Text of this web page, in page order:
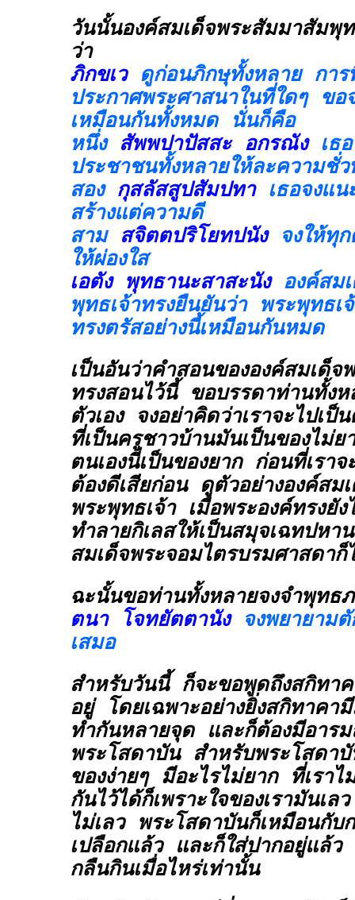
วันนั้นองค์สมเด็จพระสัมมาสัมพุ
ว่า
ภิกขเว
ดูก่อนภิกษุทั้งหลาย การ
ประกาศพระศาสนาในที่ใดๆ ขอ
เหมือนกันทั้งหมด นั่นก็คือ
หนึ่ง สัพพปาปัสสะ อกรณังเธอ
ประชาชนทั้งหลายให้ละความชั่
สอง กุสลัสสูปสัมปทาเธอจงแน
สร้างแต่ความดี
สาม สจิตตปริโยทปนังจงให้ทุก
ให้ผ่องใส
เอตัง พุทธานะสาสะนังองค์สมเ
พุทธเจ้าทรงยืนยันว่า พระพุทธเ
ทรงตรัสอย่างนี้เหมือนกันหมด
เป็นอันว่าคำสอนขององค์สมเด็จ
ทรงสอนไว้นี้ ขอบรรดาท่านทั้งห
ตัวเอง จงอย่าคิดว่าเราจะไปเป็
ที่เป็นครูชาวบ้านมันเป็นของไม่
ตนเองนี่เป็นของยาก ก่อนที่เราจ
ต้องดีเสียก่อน ดูตัวอย่างองค์สม
พระพุทธเจ้า เมื่อพระองค์ทรงยัง
ทำลายกิเลสให้เป็นสมุจเฉทปหา
สมเด็จพระจอมไตรบรมศาสดา
ฉะนั้นขอท่านทั้งหลายจงจำพุทธ
ตนา โจทยัตตานัง
จงพยายามตั
เสมอ
สำหรับวันนี้ ก็จะขอพูดถึงสกิทา
อยู่ โดยเฉพาะอย่างยิ่งสกิทาคา
ทำกันหลายจุด และก็ต้องมีอาร
พระโสดาบัน สำหรับพระโสดาบั
ของง่ายๆ มีอะไรไม่ยาก ที่เราไ
กันไว้ได้ก็เพราะใจของเรามันเล
ไม่เลว พระโสดาบันก็เหมือนกับ
เปลือกแล้ว และก็ใส่ปากอยู่แล้ว
กลืนกินเมื่อไหร่เท่านั้น